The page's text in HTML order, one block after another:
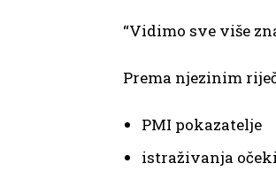
“Vidimo sve više
Prema njezinim
PMI pokazatelje
istraživanja